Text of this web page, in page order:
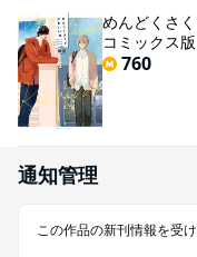
き…。電子書店限定特典を収
めんどくさ
コミックス版
760
通知管理
この作品の新刊情報を受